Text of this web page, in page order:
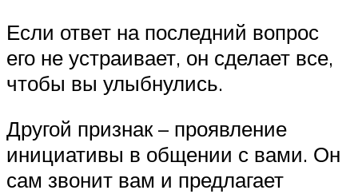
Если ответ на последний вопрос
его не устраивает, он сделает все,
чтобы вы улыбнулись.
Другой признак – проявление
инициативы в общении с вами. Он
сам звонит вам и предлагает